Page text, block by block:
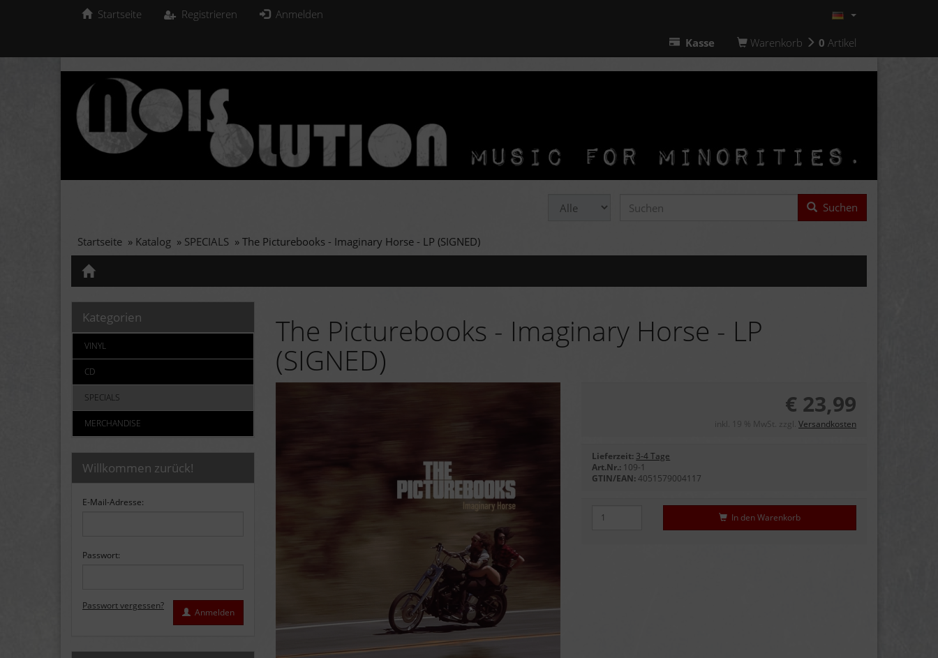
Startseite Registrieren Anmelden
Kasse Warenkorb 0 Artikel
Suchen
Startseite » Katalog » SPECIALS » The Picturebooks - Imaginary Horse - LP (SIGNED)
Kategorien
VINYL
CD
SPECIALS
MERCHANDISE
Willkommen zurück!
E-Mail-Adresse:
Passwort:
Passwort vergessen?
Anmelden
The Picturebooks - Imaginary Horse - LP
(SIGNED)
€ 23,99
inkl. 19 % MwSt. zzgl. Versandkosten
Lieferzeit: 3-4 Tage
Art.Nr.: 109-1
GTIN/EAN: 4051579004117
In den Warenkorb